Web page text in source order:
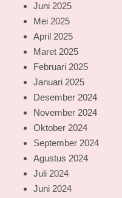
Juni 2025
Mei 2025
April 2025
Maret 2025
Februari 2025
Januari 2025
Desember 2024
November 2024
Oktober 2024
September 2024
Agustus 2024
Juli 2024
Juni 2024